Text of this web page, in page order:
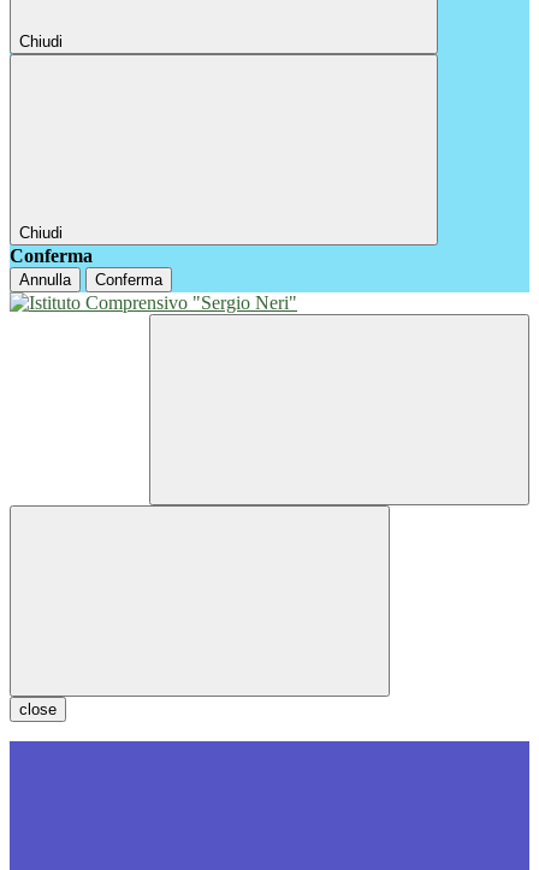
Chiudi
Chiudi
Conferma
Annulla Conferma
close